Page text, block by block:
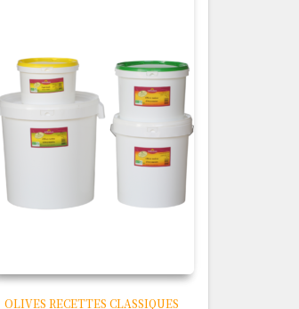
OLIVES RECETTES CLASSIQUES